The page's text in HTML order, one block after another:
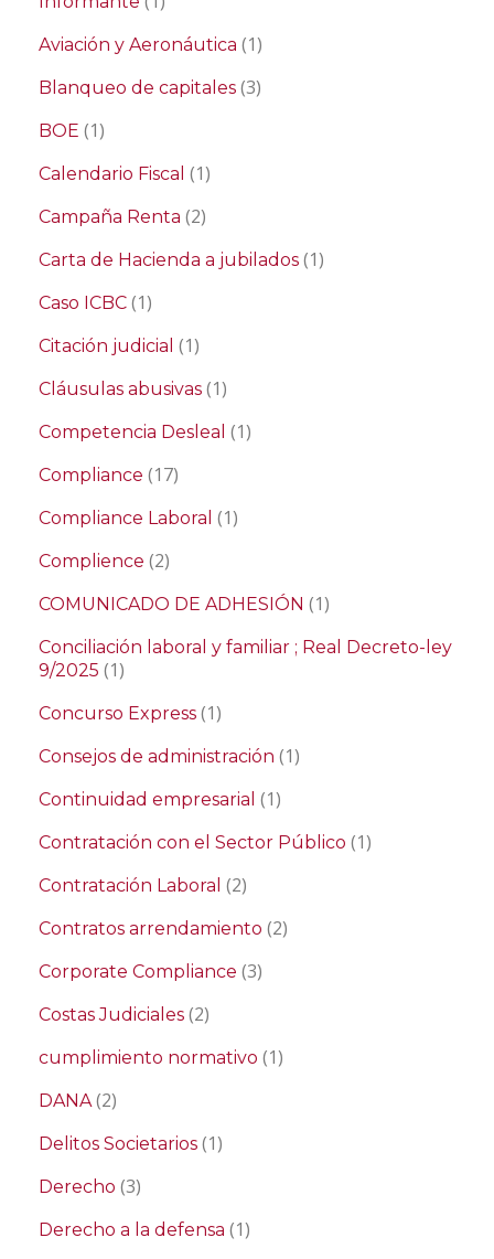
Aviación y Aeronáutica (1)
Blanqueo de capitales (3)
BOE (1)
Calendario Fiscal (1)
Campaña Renta (2)
Carta de Hacienda a jubilados (1)
Caso ICBC (1)
Citación judicial (1)
Cláusulas abusivas (1)
Competencia Desleal (1)
Compliance (17)
Compliance Laboral (1)
Complience (2)
COMUNICADO DE ADHESIÓN (1)
Conciliación laboral y familiar ; Real Decreto-ley
9/2025 (1)
Concurso Express (1)
Consejos de administración (1)
Continuidad empresarial (1)
Contratación con el Sector Público (1)
Contratación Laboral (2)
Contratos arrendamiento (2)
Corporate Compliance (3)
Costas Judiciales (2)
cumplimiento normativo (1)
DANA(2)
Delitos Societarios (1)
Derecho (3)
Derecho a la defensa (1)